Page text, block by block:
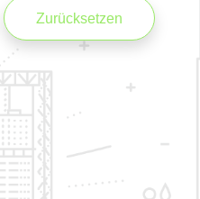
Zurücksetzen